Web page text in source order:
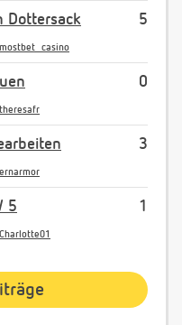
5
Dottersack
mostbet_casino
0
theresafr
3
ernarmor
1
5
Charlotte01